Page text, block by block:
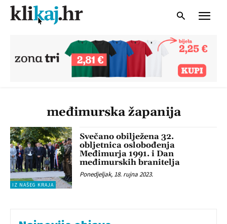
međimurska žapanija
IZ NAŠEG KRAJA
Svečano obilježena 32.
obljetnica oslobođenja
Međimurja 1991. i Dan
međimurskih branitelja
Ponedjeljak, 18. rujna 2023.